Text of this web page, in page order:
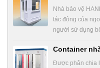
Nhà bảo vệ
tác động của
người sử dụng
Container
Được phân chia